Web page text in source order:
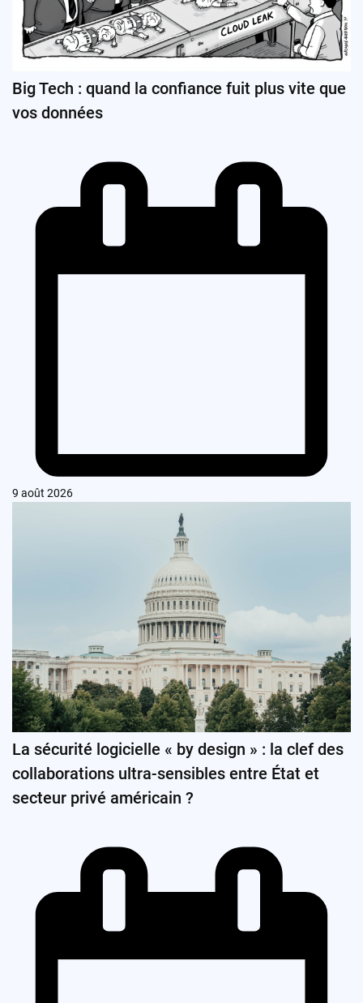
Big Tech : quand la confiance fuit plus vite que
vos données
9 août 2026
La sécurité logicielle « by design » : la clef des
collaborations ultra-sensibles entre État et
secteur privé américain ?